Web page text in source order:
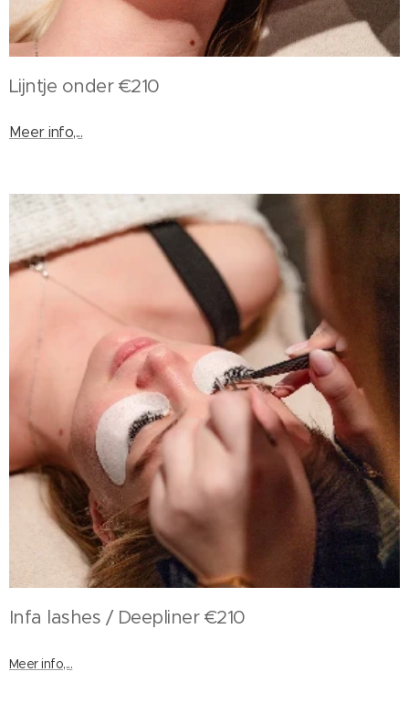
Lijntje onder €210
Meer info,...
Infa lashes / Deepliner €210
Meer info,...